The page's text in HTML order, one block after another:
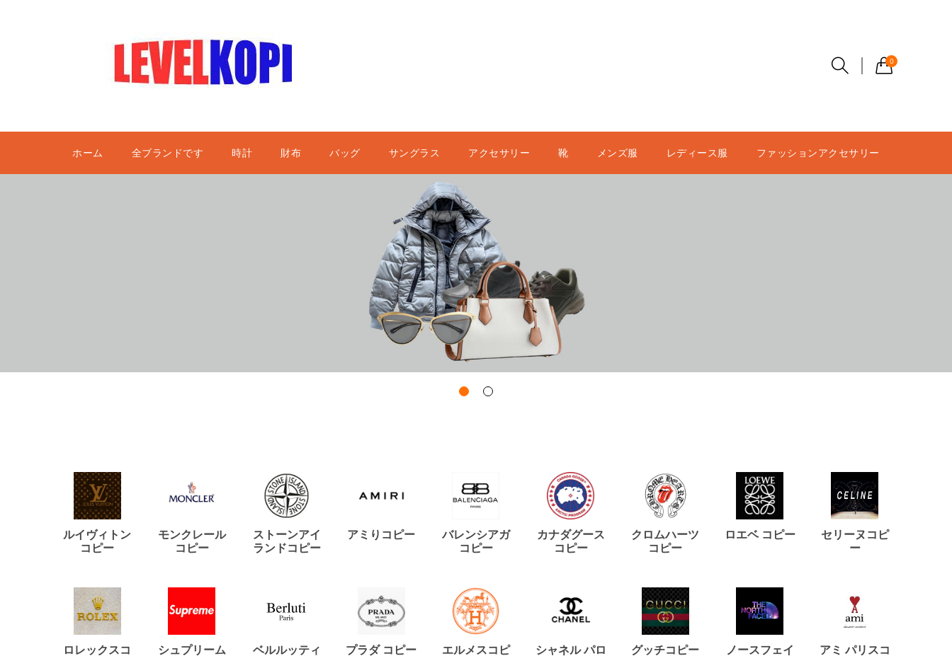
0
ホーム 全ブランドです 時計 財布 バッグ サングラス アクセサリー 靴 メンズ服 レディース服 ファッションアクセサリー
ルイヴィトン
コピー
モンクレール
コピー
ストーンアイ
ランドコピー
アミりコピー
バレンシアガ
コピー
カナダグース
コピー
クロムハーツ
コピー
ロエベ コピー
セリーヌコピ
ー
ロレックスコ
シュプリーム
ベルルッティ
プラダ コピー
エルメスコピ
シャネル パロ
グッチコピー
ノースフェイ
アミ パリスコ